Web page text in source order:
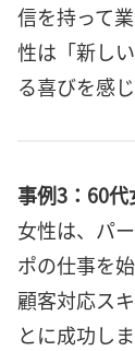
信を持って
性は「新し
る喜びを感
事例3：60代
女性は、パ
ポの仕事を
顧客対応ス
とに成功し